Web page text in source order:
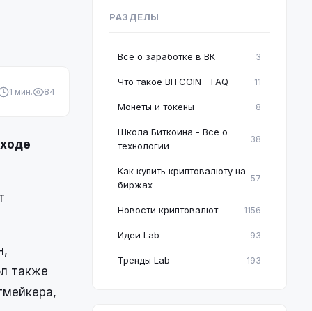
1 мин. 84
также
РАЗДЕЛЫ
Все о заработке в ВК 3
Что такое BITCOIN - FAQ 11
Монеты и токены 8
Школа Биткоина - Все о
технологии
38
Как купить криптовалюту на
биржах
57
Новости криптовалют 1156
Идеи Lab 93
Тренды Lab 193